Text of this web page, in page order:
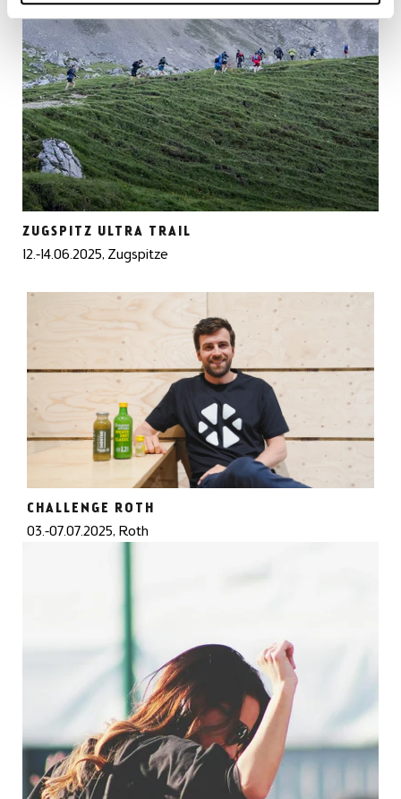
ZUGSPITZ ULTRA TRAIL
12.-14.06.2025, Zugspitze
CHALLENGE ROTH
03.-07.07.2025, Roth